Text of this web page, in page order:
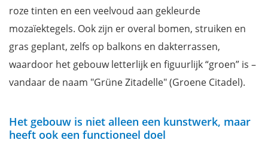
roze tinten en een veelvoud aan gekleurde
mozaïektegels. Ook zijn er overal bomen, struiken en
gras geplant, zelfs op balkons en dakterrassen,
waardoor het gebouw letterlijk en figuurlijk “groen” is –
vandaar de naam "Grüne Zitadelle" (Groene Citadel).
Het gebouw is niet alleen een kunstwerk, maar
heeft ook een functioneel doel